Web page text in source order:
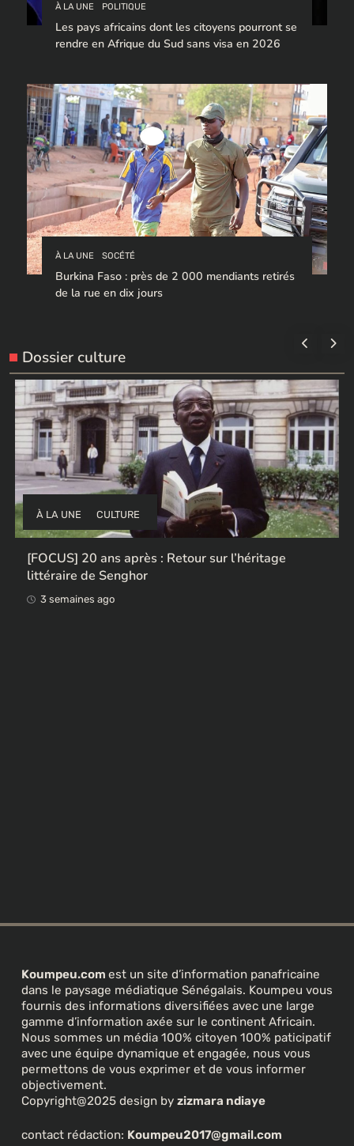
À LA UNE POLITIQUE
Les pays africains dont les citoyens pourront se
rendre en Afrique du Sud sans visa en 2026
À LA UNE SOCÉTÉ
Burkina Faso : près de 2 000 mendiants retirés
de la rue en dix jours
Dossier culture
À LA UNE CULTURE
Ces ex-colonisateurs européens qui rendent des
œuvres africaines pillées
Koumpeu.com est un site d’information panafricaine
dans le paysage médiatique Sénégalais. Koumpeu vous
fournis des informations diversifiées avec une large
gamme d’information axée sur le continent Africain.
Nous sommes un média 100% citoyen 100% paticipatif
avec une équipe dynamique et engagée, nous vous
permettons de vous exprimer et de vous informer
objectivement.
Copyright@2025 design by zizmara ndiaye
contact rédaction: Koumpeu2017@gmail.com